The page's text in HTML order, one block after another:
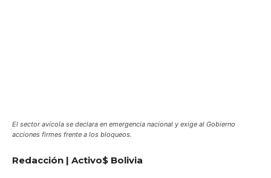
El sector avícola se declara en emergencia nacional y exige al Gobierno
acciones firmes frente a los bloqueos.
Redacción | Activo$ Bolivia